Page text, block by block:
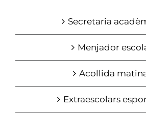
Secretaria
Menjador
Acollida
Extraescolars